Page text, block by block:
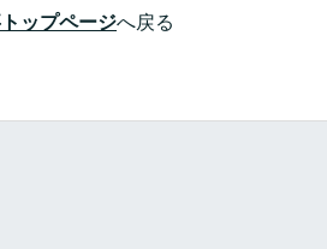
ップページへ戻る